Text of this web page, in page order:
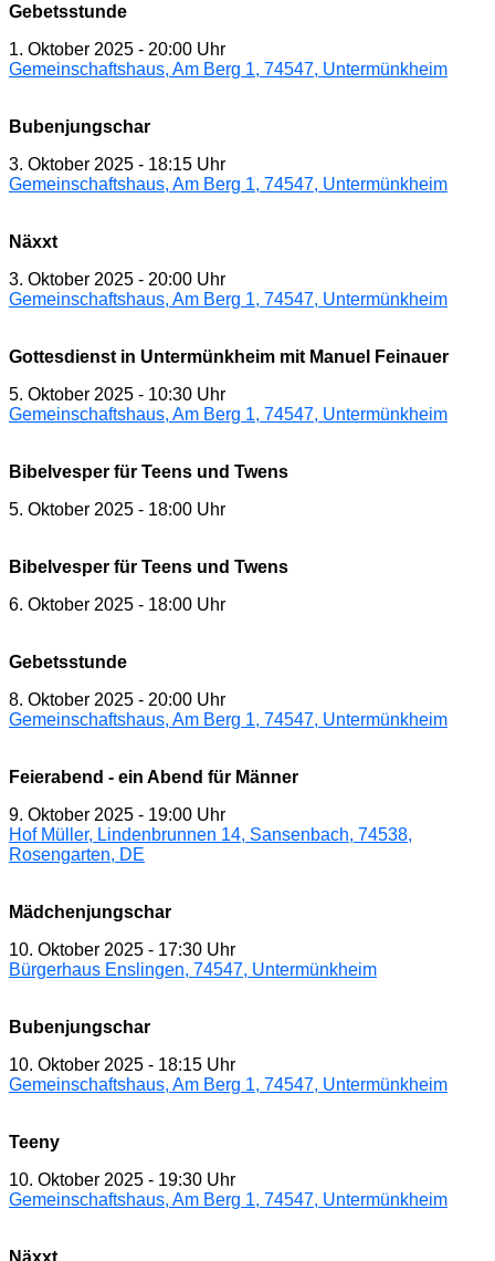
Gebetsstunde
1. Oktober 2025 - 20:00 Uhr
Gemeinschaftshaus, Am Berg 1, 74547, Untermünkheim
Bubenjungschar
3. Oktober 2025 - 18:15 Uhr
Gemeinschaftshaus, Am Berg 1, 74547, Untermünkheim
Näxxt
3. Oktober 2025 - 20:00 Uhr
Gemeinschaftshaus, Am Berg 1, 74547, Untermünkheim
Gottesdienst in Untermünkheim mit Manuel Feinauer
5. Oktober 2025 - 10:30 Uhr
Gemeinschaftshaus, Am Berg 1, 74547, Untermünkheim
Bibelvesper für Teens und Twens
5. Oktober 2025 - 18:00 Uhr
Bibelvesper für Teens und Twens
6. Oktober 2025 - 18:00 Uhr
Gebetsstunde
8. Oktober 2025 - 20:00 Uhr
Gemeinschaftshaus, Am Berg 1, 74547, Untermünkheim
Feierabend - ein Abend für Männer
9. Oktober 2025 - 19:00 Uhr
Hof Müller, Lindenbrunnen 14, Sansenbach, 74538,
Rosengarten, DE
Mädchenjungschar
10. Oktober 2025 - 17:30 Uhr
Bürgerhaus Enslingen, 74547, Untermünkheim
Bubenjungschar
10. Oktober 2025 - 18:15 Uhr
Gemeinschaftshaus, Am Berg 1, 74547, Untermünkheim
Teeny
10. Oktober 2025 - 19:30 Uhr
Gemeinschaftshaus, Am Berg 1, 74547, Untermünkheim
Näxxt